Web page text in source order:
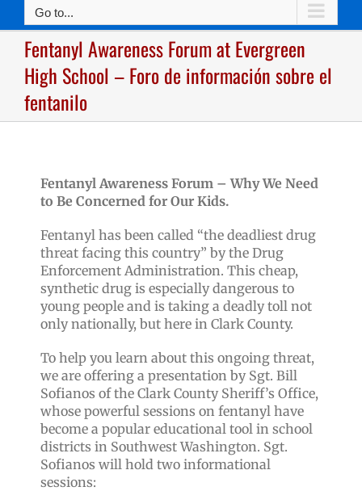
Go to...
Fentanyl Awareness Forum at Evergreen
High School – Foro de información sobre el
fentanilo
Fentanyl Awareness Forum –Why We Need
to Be Concerned for Our Kids.
Fentanyl has been called “the deadliest drug
threat facing this country” by the Drug
Enforcement Administration. This cheap,
synthetic drug is especially dangerous to
young people and is taking a deadly toll not
only nationally, but here in Clark County.
To help you learn about this ongoing threat,
we are offering a presentation by Sgt. Bill
Sofianos of the Clark County Sheriff’s Office,
whose powerful sessions on fentanyl have
become a popular educational tool in school
districts in Southwest Washington. Sgt.
Sofianos will hold two informational
sessions: